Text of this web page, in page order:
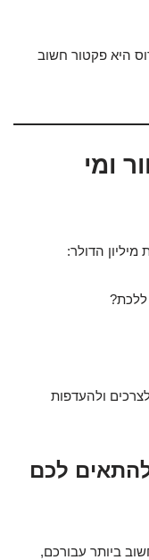
היא פקטור חשוב
ומי
הדולר:
ללכת?
ולהעדפות
להתאים לכם
ביותר עבורכם,